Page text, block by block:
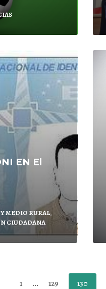
EN El
MEDIO RURAL,
CIUDADANA
Lee
1 ... 129 130